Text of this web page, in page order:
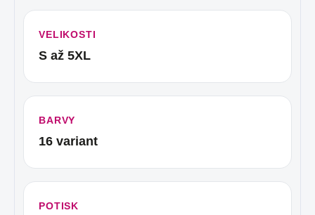
VELIKOSTI
S až 5XL
BARVY
16 variant
POTISK